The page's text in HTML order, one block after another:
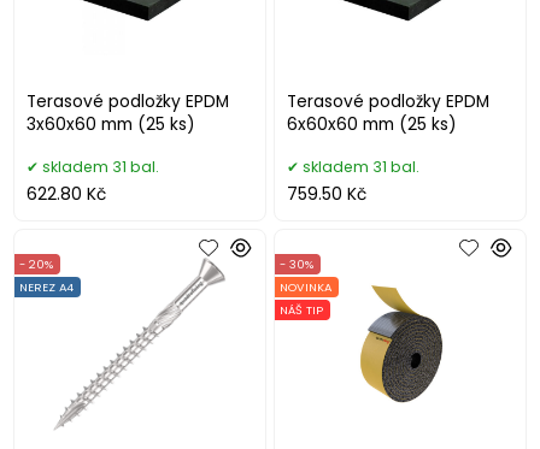
Terasové podložky EPDM
3x60x60 mm (25 ks)
skladem 31 bal.
622.80 Kč
Terasové podložky EPDM
6x60x60 mm (25 ks)
skladem 31 bal.
759.50 Kč
- 20%
NEREZ A4
- 30%
NOVINKA
NÁŠ TIP